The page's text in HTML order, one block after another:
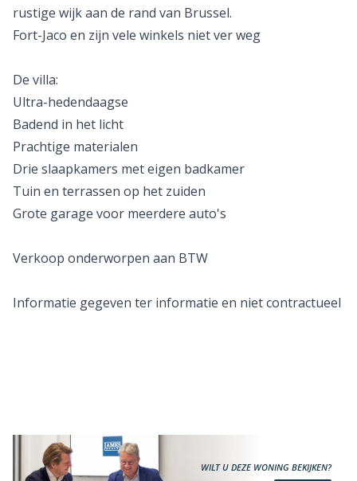
rustige wijk aan de rand van Brussel.
Fort-Jaco en zijn vele winkels niet ver weg
De villa:
Ultra-hedendaagse
Badend in het licht
Prachtige materialen
Drie slaapkamers met eigen badkamer
Tuin en terrassen op het zuiden
Grote garage voor meerdere auto's
Verkoop onderworpen aan BTW
Informatie gegeven ter informatie en niet contractueel
WILT U DEZE WONING BEKIJKEN?